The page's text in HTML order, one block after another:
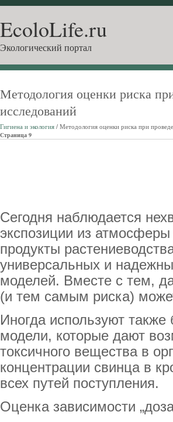
EcoloLife.ru
Экологический портал
Методология оценки риска
исследований
Гигиена и экология / Методология оценки риска при
Страница 9
Сегодня наблюдается
экспозиции из
продукты
универсальных и
моделей. Вместе с тем,
(и тем самым риска)
Иногда используют также
модели, которые дают
токсичного вещества в
концентрации свинца в
всех путей поступления.
Оценка зависимости